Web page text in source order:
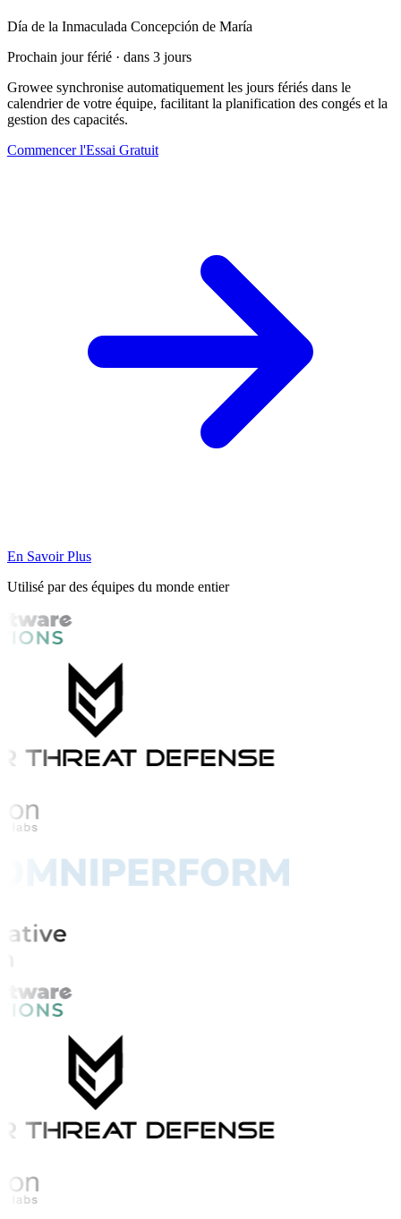
Día de la Inmaculada Concepción de María
Prochain jour férié · dans 3 jours
Growee synchronise automatiquement les jours fériés dans le
calendrier de votre équipe, facilitant la planification des congés et la
gestion des capacités.
Commencer l'Essai Gratuit
En Savoir Plus
Utilisé par des équipes du monde entier